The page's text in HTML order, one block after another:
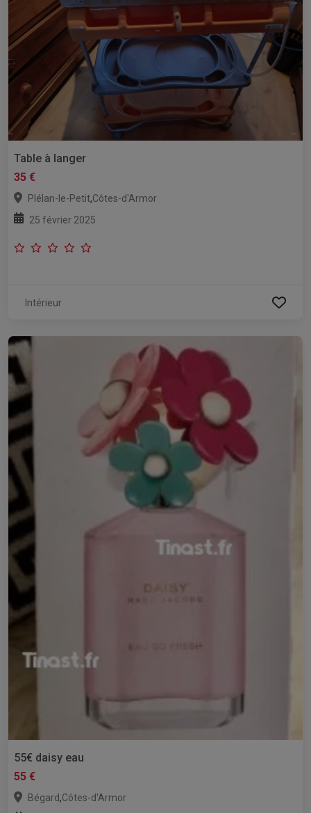
Table à langer
35 €
Plélan-le-Petit,Côtes-d'Armor
25 février 2025
Intérieur
55€ daisy eau
55 €
Bégard,Côtes-d'Armor